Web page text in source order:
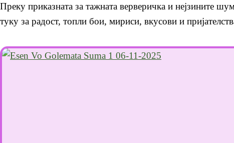
Преку приказната за тажната верверичка и нејзините
туку за радост, топли бои, мириси, вкусови и